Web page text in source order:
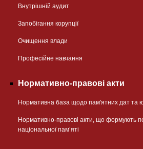
Внутрішній аудит
Запобігання корупції
Очищення влади
Професійне навчання
Нормативно-правові акти
Нормативна база щодо пам'ятних дат та
Нормативно-правові акти, що формують
національної памʼяті